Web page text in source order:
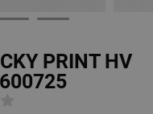
PRINT HV